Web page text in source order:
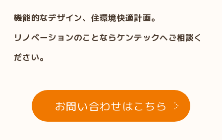
機能的なデザイン、住環境快適計画。
リノベーションのことならケンテックへご相談く
ださい。
お問い合わせはこちら